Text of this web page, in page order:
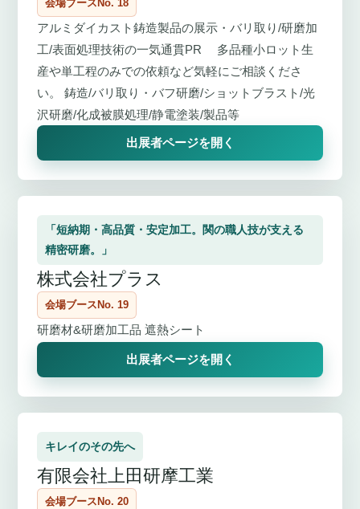
会場ブースNo. 18
アルミダイカスト鋳造製品の展示・バリ取り/研磨加
工/表面処理技術の一気通貫PR 多品種小ロット生
産や単工程のみでの依頼など気軽にご相談くださ
い。 鋳造/バリ取り・バフ研磨/ショットブラスト/光
沢研磨/化成被膜処理/静電塗装/製品等
出展者ページを開く
「短納期・高品質・安定加工。関の職人技が支える
精密研磨。」
株式会社プラス
会場ブースNo. 19
研磨材&研磨加工品 遮熱シート
出展者ページを開く
キレイのその先へ
有限会社上田研摩工業
会場ブースNo. 20